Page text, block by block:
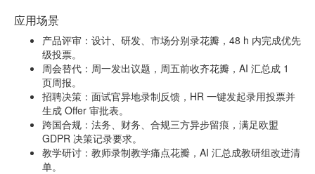
应用场景
产品评审：设计、研发、市场分别录花瓣，48 h 内完成优先
级投票。
周会替代：周一发出议题，周五前收齐花瓣，AI 汇总成 1
页周报。
招聘决策：面试官异地录制反馈，HR 一键发起录用投票并
生成 Offer 审批表。
跨国合规：法务、财务、合规三方异步留痕，满足欧盟
GDPR 决策记录要求。
教学研讨：教师录制教学痛点花瓣，AI 汇总成教研组改进清
单。